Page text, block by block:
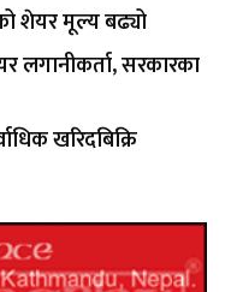
शेयर मूल्य बढ्यो
लगानीकर्ता, सरकारका
खरिदबिक्रि